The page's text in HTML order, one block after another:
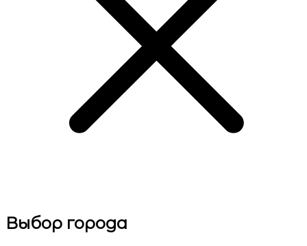
Выбор города